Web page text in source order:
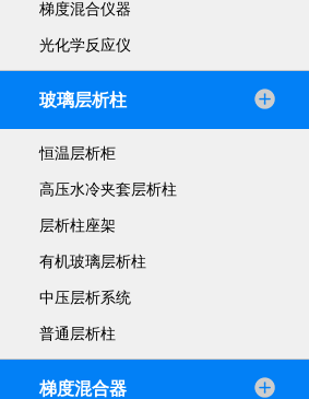
梯度混合仪器
光化学反应仪
玻璃层析柱
恒温层析柜
高压水冷夹套层析柱
层析柱座架
有机玻璃层析柱
中压层析系统
普通层析柱
梯度混合器